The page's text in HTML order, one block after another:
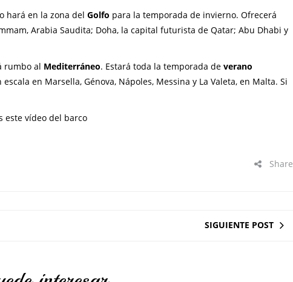
hará en la zona del Golfo para la temporada de invierno. Ofrecerá
Arabia Saudita; Doha, la capital futurista de Qatar; Abu Dhabi y
rumbo al Mediterráneo. Estará toda la temporada de verano
escala en Marsella, Génova, Nápoles, Messina y La Valeta, en Malta. Si
este vídeo del barco
Share
SIGUIENTE POST